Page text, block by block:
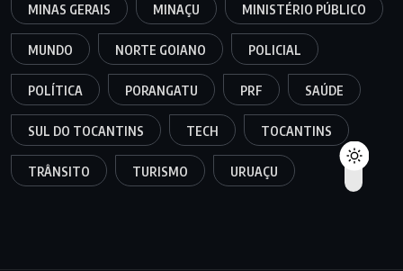
MINAS GERAIS MINAÇU MINISTÉRIO PÚBLICO
MUNDO NORTE GOIANO POLICIAL
POLÍTICA PORANGATU PRF SAÚDE
SUL DO TOCANTINS TECH TOCANTINS
TRÂNSITO TURISMO URUAÇU